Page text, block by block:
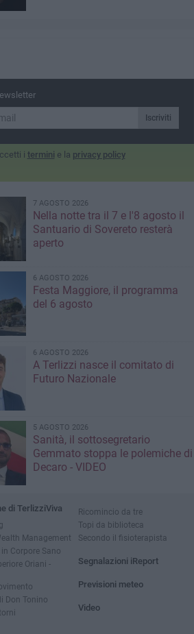
Iscriviti
i termini e la privacy policy
7 AGOSTO 2026
Nella notte tra il 7 e l'8 agosto il
Santuario di Sovereto resterà
aperto
6 AGOSTO 2026
Festa Maggiore, il programma
del 6 agosto
6 AGOSTO 2026
A Terlizzi nasce il comitato di
Futuro Nazionale
5 AGOSTO 2026
Sanità, il sottosegretario
Gemmato stoppa le polemiche di
Decaro - VIDEO
di TerlizziViva
Management
Corpore Sano
Oriani -
Don Tonino
Ricomincio da tre
Topi da biblioteca
Secondo il fisioterapista
Segnalazioni iReport
Previsioni meteo
Video